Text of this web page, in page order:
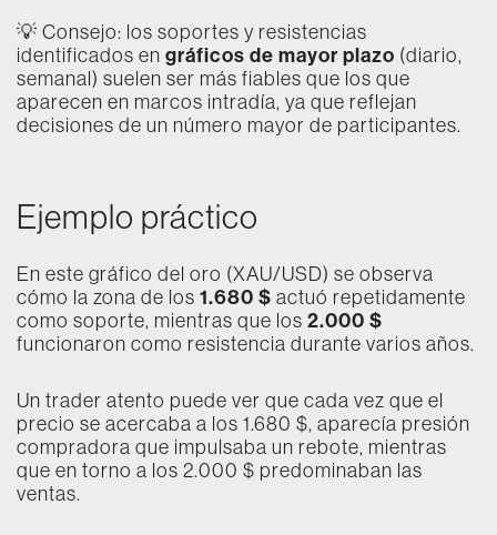
💡 Consejo: los soportes y resistencias
identificados en gráficos de mayor plazo (diario,
semanal) suelen ser más fiables que los que
aparecen en marcos intradía, ya que reflejan
decisiones de un número mayor de participantes.
Ejemplo práctico
En este gráfico del oro (XAU/USD) se observa
cómo la zona de los 1.680 $ actuó repetidamente
como soporte, mientras que los 2.000 $
funcionaron como resistencia durante varios años.
Un trader atento puede ver que cada vez que el
precio se acercaba a los 1.680 $, aparecía presión
compradora que impulsaba un rebote, mientras
que en torno a los 2.000 $ predominaban las
ventas.